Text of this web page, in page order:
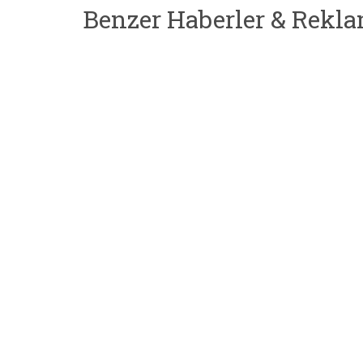
Benzer Haberler &